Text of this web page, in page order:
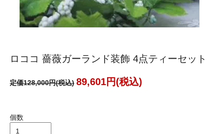
ロココ 薔薇ガーランド装飾 4点ティーセット
定価128,000円(税込) 89,601円(税込)
個数